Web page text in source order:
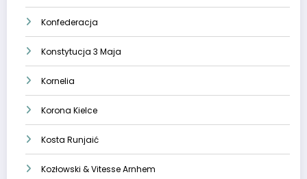
Konfederacja
Konstytucja 3 Maja
Kornelia
Korona Kielce
Kosta Runjaić
Kozłowski & Vitesse Arnhem